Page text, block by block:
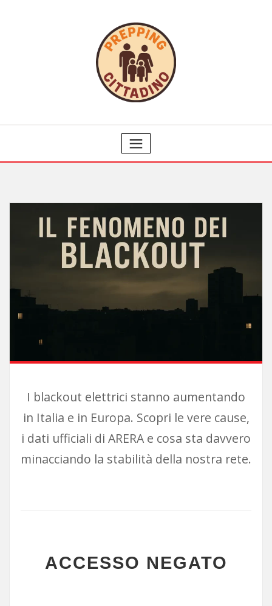
I blackout elettrici stanno aumentando
in Italia e in Europa. Scopri le vere cause,
i dati ufficiali di ARERA e cosa sta davvero
minacciando la stabilità della nostra rete.
ACCESSO NEGATO